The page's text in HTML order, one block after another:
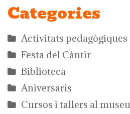
Categories
Activitats pedagògiques
Festa del Càntir
Biblioteca
Aniversaris
Cursos i tallers al museu